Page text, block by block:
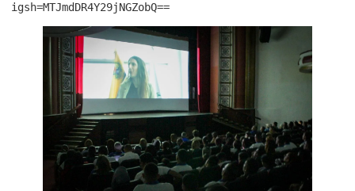
igsh=MTJmdDR4Y29jNGZobQ==